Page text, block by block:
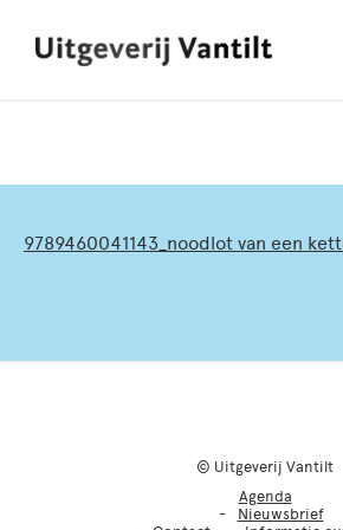
9789460041143_noodlot van een
© Uitgeverij Vantilt
Agenda
Nieuwsbrief